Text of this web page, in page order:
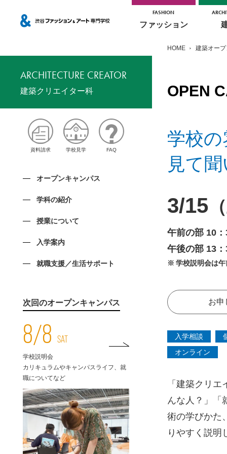
FASHION
ファッション
ARCHITECTURE CREATOR
建築クリエイター科
資料請求 学校見学 FAQ
オープンキャンパス
学科の紹介
授業について
入学案内
就職支援／生活サポート
次回のオープンキャンパス
8/8 SAT
学校説明会
カリキュラムやキャンパスライフ、就
職についてなど
HOME 建築オー
OPEN
学校
見て
3/15
午前の部 10
午後の部 13
学校説明会は
お申
入学相談
オンライン
「建築クリ
んな人？」「
術の学びかた
りやすく説明